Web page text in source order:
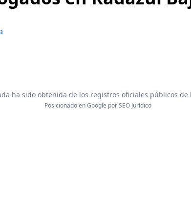
ha sido obtenida de los registros oficiales públicos de
Posicionado en Google porSEO Jurídico